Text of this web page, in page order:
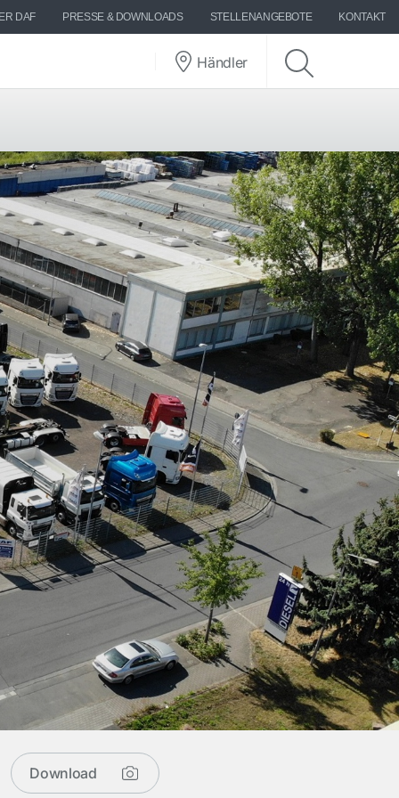
DAF PRESSE & DOWNLOADS STELLENANGEBOTE KONTAKT
Händler
Download